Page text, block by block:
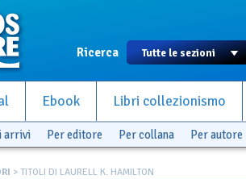
Ricerca
Ebook Libri collezionismo
arrivi Per editore Per collana Per autore
> TITOLI DI LAURELL K. HAMILTON